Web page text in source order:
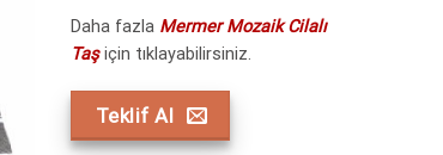
Daha fazla Mermer Mozaik Cilalı
Taşiçin tıklayabilirsiniz.
Teklif Al